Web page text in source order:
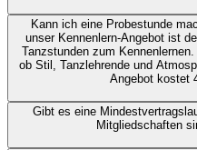
Kann ich eine Probestunde
unser Kennenlern-Angebot ist
Tanzstunden zum
ob Stil, Tanzlehrende und
Angebot kostet
Gibt es eine
Mitgliedschaften